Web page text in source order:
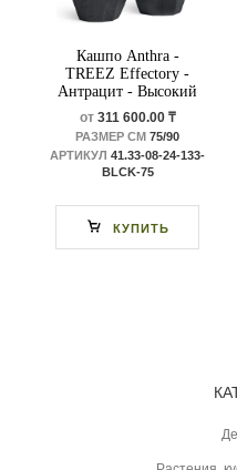
Кашпо Anthra -
TREEZ Effectory -
Антрацит - Высокий
Design-многогранник
от311 600.00 ₸
РАЗМЕР СМ 75/90
АРТИКУЛ 41.33-08-24-133-
BLCK-75
КУПИТЬ